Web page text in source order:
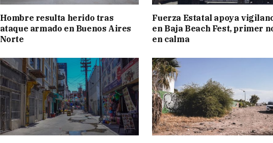
Hombre resulta herido tras
ataque armado en Buenos Aires
Norte
Fuerza Estatal apoya
en Baja Beach Fest, primer
en calma